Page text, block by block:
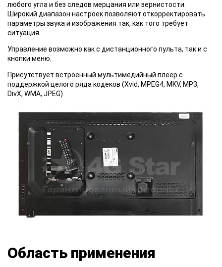
любого угла и без следов мерцания или зернистости.
Широкий диапазон настроек позволяют откорректировать
параметры звука и изображения так, как того требует
ситуация.
Управление возможно как с дистанционного пульта, так и с
кнопки меню.
Присутствует встроенный мультимедийный плеер с
поддержкой целого ряда кодеков (Xvid, MPEG4, MKV, MP3,
DivX, WMA, JPEG)
Область применения